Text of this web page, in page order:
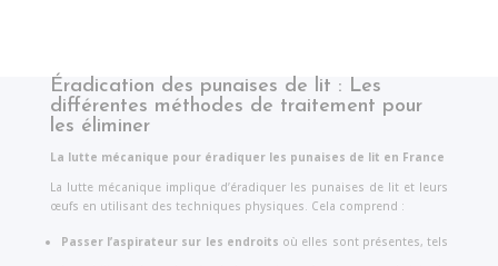
Éradication des punaises de lit : Les
différentes méthodes de traitement pour
les éliminer
La lutte mécanique pour éradiquer les punaises de lit en France
La lutte mécanique implique d’éradiquer les punaises de lit et leurs
œufs en utilisant des techniques physiques. Cela comprend :
Passer l’aspirateur sur les endroits où elles sont présentes, tels